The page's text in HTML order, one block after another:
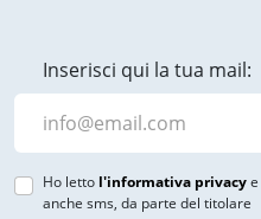
Inserisci qui la tua mail:
Ho letto l'informativa privacy
anche sms, da parte del titolare